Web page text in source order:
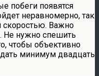
побеги появятся
неравномерно, так
скоростью. Важно
Не нужно спешить
чтобы объективно
минимум двадцать